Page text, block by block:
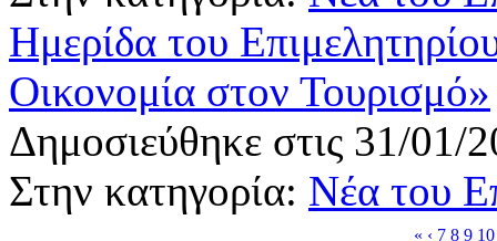
Ημερίδα του
Οικονομία στον Τουρισμό»
Δημοσιεύθηκε στις 31/01/
Στην κατηγορία: Νέα του
« ‹ 7 8 9 10